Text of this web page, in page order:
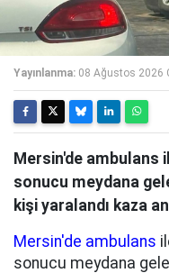
Yayınlanma: 08 Ağustos 2026
Mersin'de ambulans
sonucu meydana
kişi yaralandı kaza
Mersin'de ambulans
sonucu meydana